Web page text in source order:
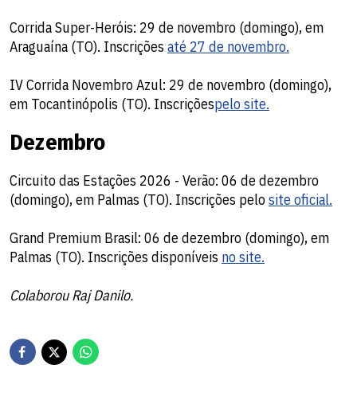
Corrida Super-Heróis: 29 de novembro (domingo), em
Araguaína (TO). Inscrições até 27 de novembro.
IV Corrida Novembro Azul: 29 de novembro (domingo),
em Tocantinópolis (TO). Inscriçõespelo site.
Dezembro
Circuito das Estações 2026 - Verão: 06 de dezembro
(domingo), em Palmas (TO). Inscrições pelosite oficial.
Grand Premium Brasil: 06 de dezembro (domingo), em
Palmas (TO). Inscrições disponíveis no site.
Colaborou Raj Danilo.